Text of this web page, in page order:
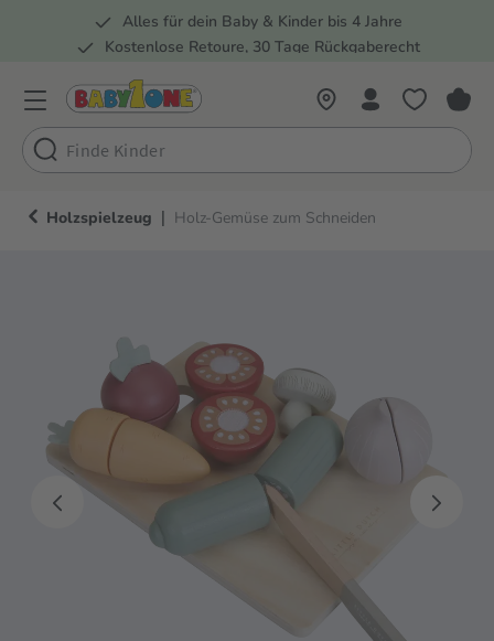
Zur Hauptnavigation springen
Alles für dein Baby & Kinder bis 4 Jahre
Kostenlose Retoure, 30 Tage Rückgaberecht
Holzspielzeug | Holz-Gemüse zum Schneiden